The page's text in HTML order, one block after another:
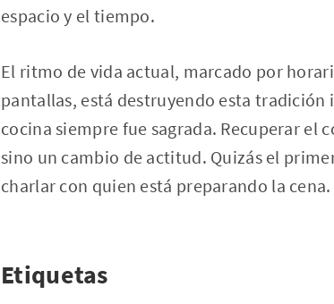
espacio y el tiempo.
El ritmo de vida actual, marcado por
pantallas, está destruyendo esta
cocina siempre fue sagrada. Recuperar el
sino un cambio de actitud. Quizás el
charlar con quien está preparando la cena.
Etiquetas